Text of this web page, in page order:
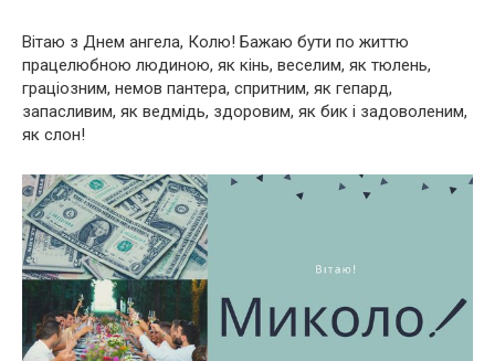
Вітаю з Днем ангела, Колю! Бажаю бути по життю
працелюбною людиною, як кінь, веселим, як тюлень,
граціозним, немов пантера, спритним, як гепард,
запасливим, як ведмідь, здоровим, як бик і задоволеним,
як слон!